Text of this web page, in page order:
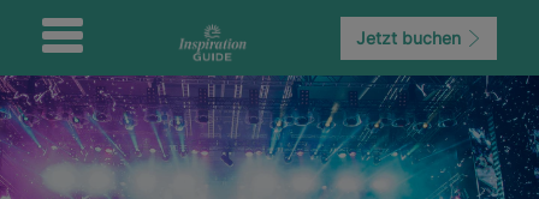
Jetzt buchen